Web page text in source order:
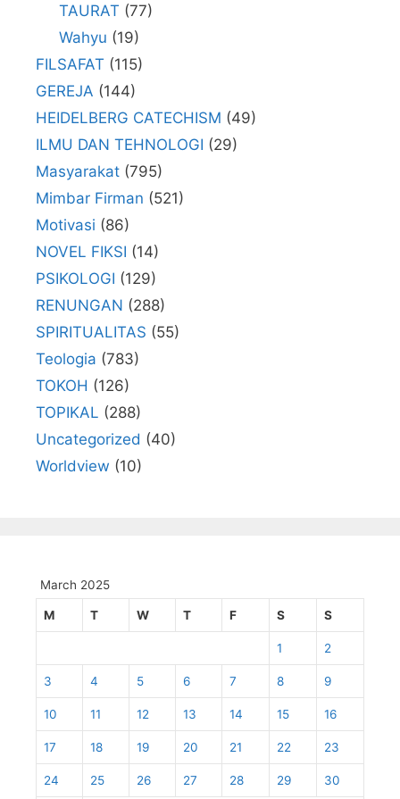
TAURAT (77)
Wahyu (19)
FILSAFAT (115)
GEREJA (144)
HEIDELBERG CATECHISM (49)
ILMU DAN TEHNOLOGI (29)
Masyarakat (795)
Mimbar Firman (521)
Motivasi (86)
NOVEL FIKSI (14)
PSIKOLOGI (129)
RENUNGAN (288)
SPIRITUALITAS (55)
Teologia (783)
TOKOH (126)
TOPIKAL (288)
Uncategorized (40)
Worldview (10)
March 2025
M T W T F S S
1 2
3 4 5 6 7 8 9
10 11 12 13 14 15 16
17 18 19 20 21 22 23
24 25 26 27 28 29 30